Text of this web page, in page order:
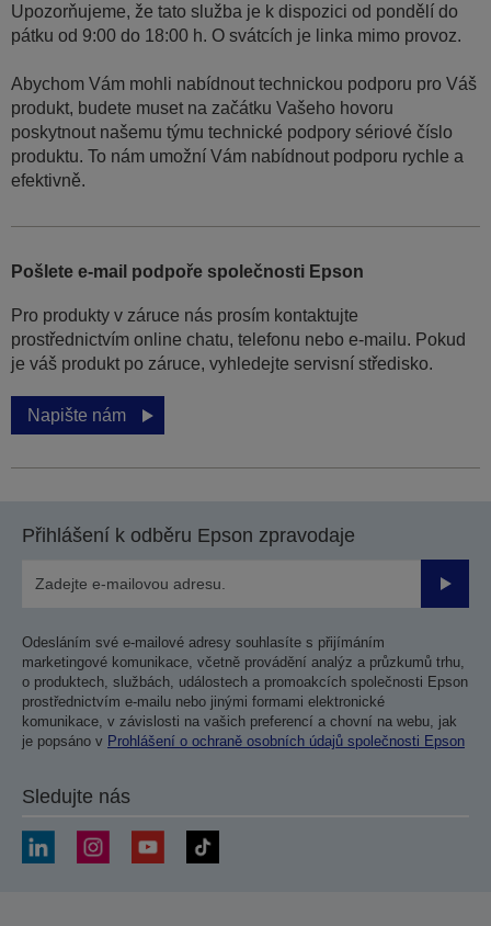
Upozorňujeme, že tato služba je k dispozici od pondělí do
pátku od 9:00 do 18:00 h. O svátcích je linka mimo provoz.
Abychom Vám mohli nabídnout technickou podporu pro Váš
produkt, budete muset na začátku Vašeho hovoru
poskytnout našemu týmu technické podpory sériové číslo
produktu. To nám umožní Vám nabídnout podporu rychle a
efektivně.
Pošlete e-mail podpoře společnosti Epson
Pro produkty v záruce nás prosím kontaktujte
prostřednictvím online chatu, telefonu nebo e-mailu. Pokud
je váš produkt po záruce, vyhledejte servisní středisko.
Napište nám
Přihlášení k odběru Epson zpravodaje
Odesláním své e-mailové adresy souhlasíte s přijímáním
marketingové komunikace, včetně provádění analýz a průzkumů trhu,
o produktech, službách, událostech a promoakcích společnosti Epson
prostřednictvím e-mailu nebo jinými formami elektronické
komunikace, v závislosti na vašich preferencí a chovní na webu, jak
je popsáno v Prohlášení o ochraně osobních údajů společnosti Epson
Sledujte nás